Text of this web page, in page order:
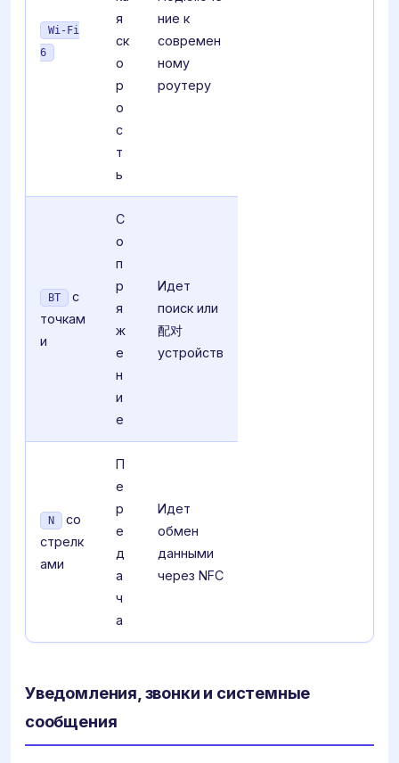
Wi-Fi
6
я
ск
о
р
о
с
т
ь
ние к
современ
ному
роутеру
BT
с
точкам
и
С
о
п
р
я
ж
е
н
и
е
Идет
поиск или
配对
устройств
N
со
стрелк
ами
П
е
р
е
д
а
ч
а
Идет
обмен
данными
через NFC
Уведомления, звонки и системные
сообщения